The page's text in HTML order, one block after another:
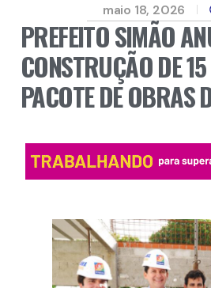
maio 18, 2026
PREFEITO SIMÃO
CONSTRUÇÃO DE
PACOTE DE OBRAS